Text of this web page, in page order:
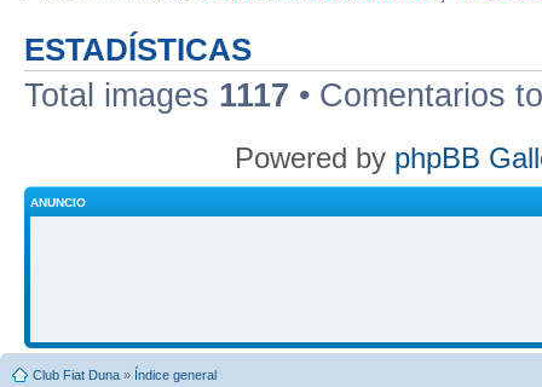
ESTADÍSTICAS
Total images 1117 • Comentarios
Powered by phpBB
ANUNCIO
Club Fiat Duna » Índice general